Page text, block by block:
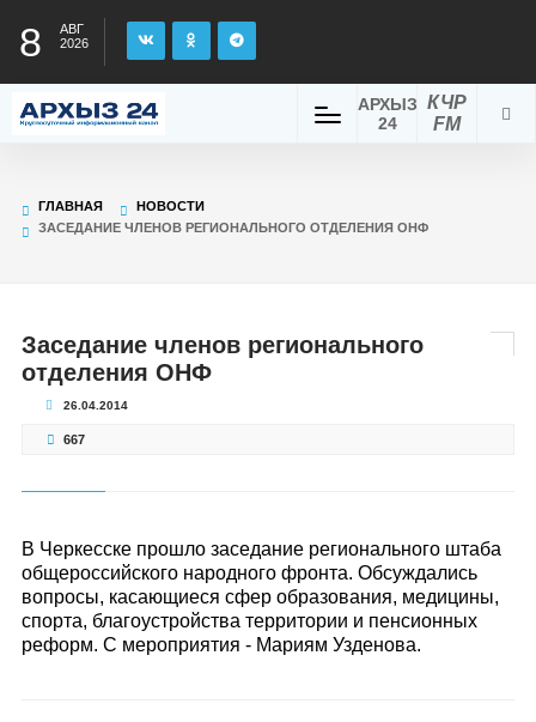
8
АВГ
2026
КЧР
FM
АРХЫЗ
24
ГЛАВНАЯ
НОВОСТИ
ЗАСЕДАНИЕ ЧЛЕНОВ РЕГИОНАЛЬНОГО ОТДЕЛЕНИЯ ОНФ
Заседание членов регионального
отделения ОНФ
26.04.2014
667
В Черкесске прошло заседание регионального штаба
общероссийского народного фронта. Обсуждались
вопросы, касающиеся сфер образования, медицины,
спорта, благоустройства территории и пенсионных
реформ. С мероприятия - Мариям Узденова.